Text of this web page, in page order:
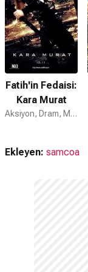
Fatih'in Fedaisi:
Kara Murat
Aksiyon, Dram, Macera
Ekleyen: samcoa